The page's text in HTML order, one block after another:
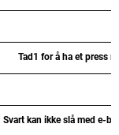
Tad1 for å ha et press
Svart kan ikke slå med e-